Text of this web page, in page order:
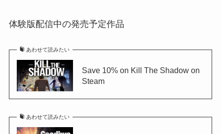
体験版配信中の発売予定作品
あわせて読みたい
Save 10% on Kill The Shadow on
Steam
あわせて読みたい